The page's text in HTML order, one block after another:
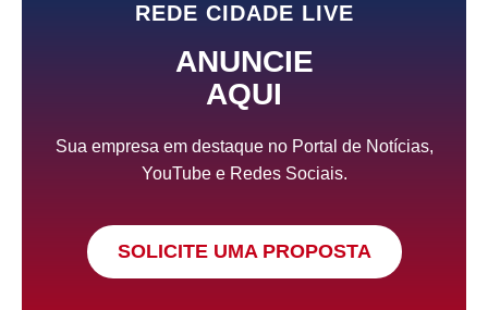
REDE CIDADE LIVE
ANUNCIE
AQUI
Sua empresa em destaque no Portal de Notícias,
YouTube e Redes Sociais.
SOLICITE UMA PROPOSTA